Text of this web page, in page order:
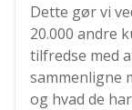
Dette gør vi
20.000 andre
tilfredse med
sammenligne
og hvad de